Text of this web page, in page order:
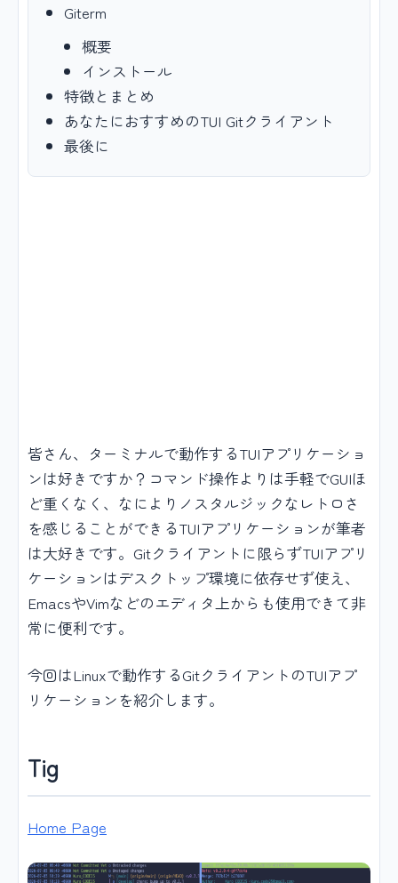
Giterm
概要
インストール
特徴とまとめ
あなたにおすすめのTUI Gitクライアント
最後に
皆さん、ターミナルで動作するTUIアプリケーショ
ンは好きですか？コマンド操作よりは手軽でGUIほ
ど重くなく、なによりノスタルジックなレトロさ
を感じることができるTUIアプリケーションが筆者
は大好きです。Gitクライアントに限らずTUIアプリ
ケーションはデスクトップ環境に依存せず使え、
EmacsやVimなどのエディタ上からも使用できて非
常に便利です。
今回はLinuxで動作するGitクライアントのTUIアプ
リケーションを紹介します。
Tig
Home Page